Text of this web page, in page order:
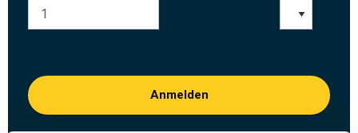
Anmelden